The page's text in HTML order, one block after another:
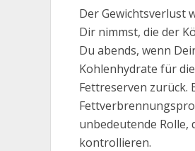
Der Gewichtsverlust
Dir nimmst, die der
Du abends, wenn
Kohlenhydrate für
Fettreserven zurück.
unbedeutende Rolle,
kontrollieren.